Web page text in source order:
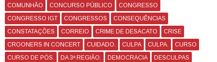
COMUNHÃO
CONCURSO PÚBLICO
CONGRESSO
CONGRESSO IGT
CONGRESSOS
CONSEQUÊNCIAS
CONSTATAÇÕES
CORREIO CRIME DE DESACATO
CRISE
CROONERS IN CONCERT
CUIDADO. CULPA CULPA.
CURSO
CURSO DE PÓS.
DA 3ª REGIÃO. DEMOCRACIA
DESCULPAS